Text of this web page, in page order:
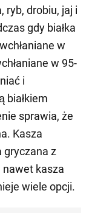
ryb, drobiu, jaj i
gdy białka
w
w 95-
i
białkiem
sprawia, że
Kasza
gryczana z
nawet kasza
wiele opcji.